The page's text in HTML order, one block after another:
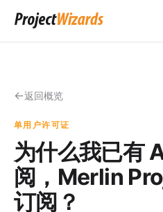
返回概览
单用户许可证
为什么我已有
阅，Merlin
订阅？